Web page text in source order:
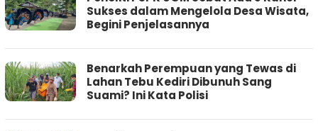
Sukses dalam Mengelola Desa Wisata,
Begini Penjelasannya
Benarkah Perempuan yang Tewas di
Lahan Tebu Kediri Dibunuh Sang
Suami? Ini Kata Polisi